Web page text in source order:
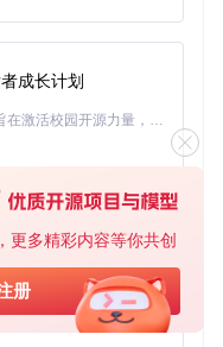
更多精彩内容等你共创
册
，能够自适应页面结构
超时
应延迟
式，通过命令--netwo
时参数
赞数
成长计划
「源启盛夏」暑期校园开发者成长计划旨在激活校园开源力量，通过积分激励、认证扶持、资源倾斜等形式，引导高校组织和开发者完成「入驻 — 建项目 — 做贡献 — 获认证 — 得资源」的完整闭环。无论你是想带领社团入驻平台的组织者，还是希望用代码贡献证明自己的开发者，都能在这里找到属于你的成长路径。
基于Python的Xiaozhi AI，适用于想要完整Xiaozhi体验而无需拥有专用硬件的用户。